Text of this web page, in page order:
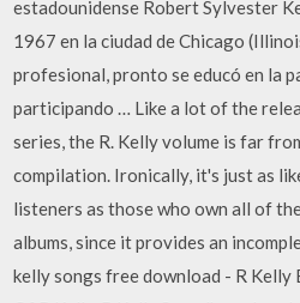
estadounidense Robert Sylvester
1967 en la ciudad de Chicago
profesional, pronto se educó en la
participando … Like a lot of the
series, the R. Kelly volume is far
compilation. Ironically, it's just as
listeners as those who own all of
albums, since it provides an
kelly songs free download - R Kelly